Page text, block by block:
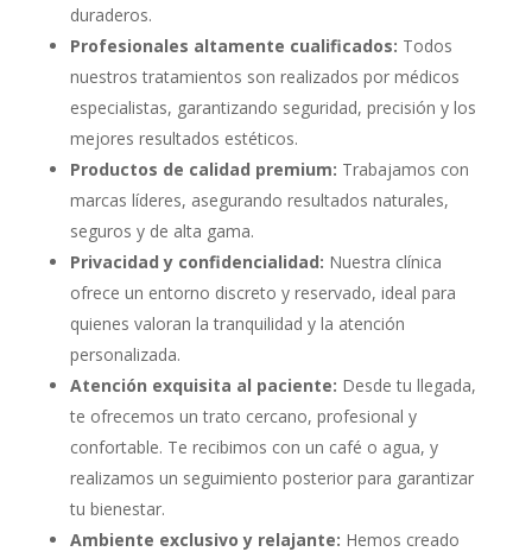
duraderos.
Profesionales altamente cualificados: Todos
nuestros tratamientos son realizados por médicos
especialistas, garantizando seguridad, precisión y los
mejores resultados estéticos.
Productos de calidad premium: Trabajamos con
marcas líderes, asegurando resultados naturales,
seguros y de alta gama.
Privacidad y confidencialidad: Nuestra clínica
ofrece un entorno discreto y reservado, ideal para
quienes valoran la tranquilidad y la atención
personalizada.
Atención exquisita al paciente: Desde tu llegada,
te ofrecemos un trato cercano, profesional y
confortable. Te recibimos con un café o agua, y
realizamos un seguimiento posterior para garantizar
tu bienestar.
Ambiente exclusivo y relajante: Hemos creado